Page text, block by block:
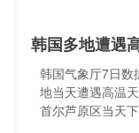
韩国多地遭遇
韩国气象厅7日数
地当天遭遇高温
首尔芦原区当天